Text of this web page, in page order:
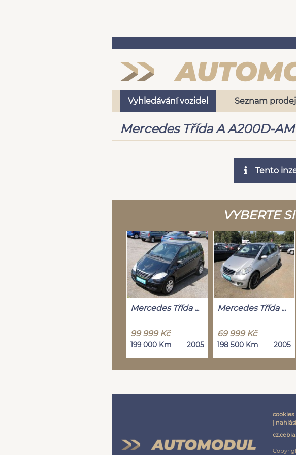
Vyhledávání vozidel Seznam
Mercedes Třída A A200D-
Tento
VYBERTE
Mercedes Třída ...
99 999 Kč
199 000 Km 2005
Mercedes Třída ...
69 999 Kč
198 500 Km 2005
cookies
|